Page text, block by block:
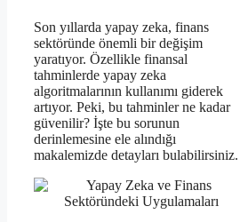
Son yıllarda yapay zeka, finans
sektöründe önemli bir değişim
yaratıyor. Özellikle finansal
tahminlerde yapay zeka
algoritmalarının kullanımı giderek
artıyor. Peki, bu tahminler ne kadar
güvenilir? İşte bu sorunun
derinlemesine ele alındığı
makalemizde detayları bulabilirsiniz.